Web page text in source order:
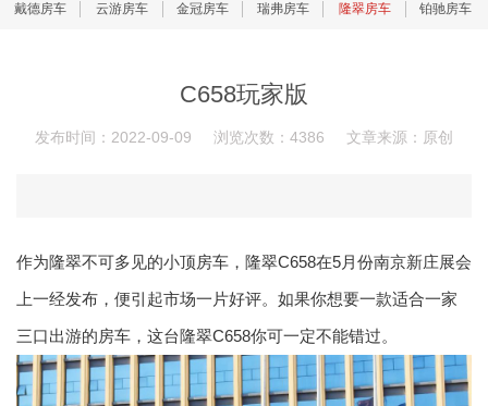
戴德房车 云游房车 金冠房车 瑞弗房车 隆翠房车 铂驰房车
C658玩家版
发布时间：2022-09-09 浏览次数：4386 文章来源：原创
作为隆翠不可多见的小顶房车，隆翠C658在5月份南京新庄展会
上一经发布，便引起市场一片好评。如果你想要一款适合一家
三口出游的房车，这台隆翠C658你可一定不能错过。